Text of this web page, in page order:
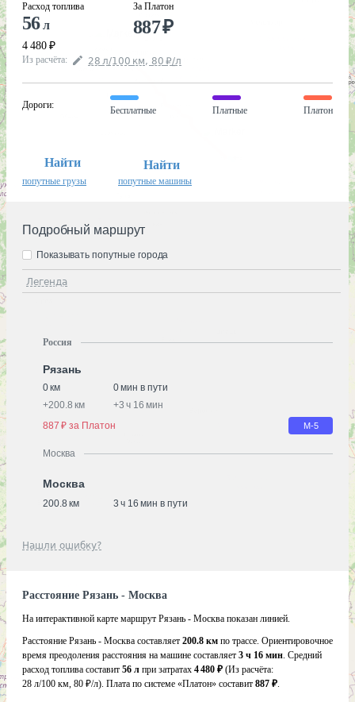
Расход топлива
56л
4 480 ₽
За Платон
887₽
Из расчёта: 28 л/100 км, 80 ₽/л
Дороги:
Бесплатные Платные Платон
Найти
попутные грузы
Найти
попутные машины
Подробный маршрут
Легенда
Показывать попутные города
Россия
Рязань
0 км
0 мин в пути
+200.8 км +3 ч 16 мин
887 ₽ за Платон
М-5
Москва
Москва
200.8 км 3 ч 16 мин в пути
Нашли ошибку?
Расстояние Рязань - Москва
На интерактивной карте маршрут Рязань - Москва показан линией.
Расстояние Рязань - Москва составляет 200.8 км по трассе. Ориентировочное
время преодоления расстояния на машине составляет 3 ч 16 мин. Средний
расход топлива составит 56 л при затратах 4 480 ₽ (Из расчёта:
28 л/100 км, 80 ₽/л). Плата по системе «Платон» составит 887 ₽.